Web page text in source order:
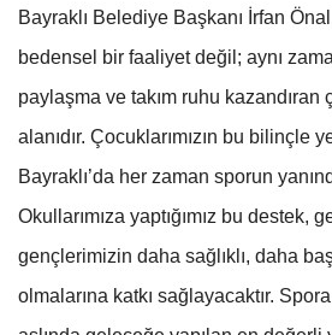
Bayraklı Belediye Başkanı İrfan
bedensel bir faaliyet değil; aynı
paylaşma ve takım ruhu
alanıdır. Çocuklarımızın bu bilinçle
Bayraklı’da her zaman sporun
Okullarımıza yaptığımız bu destek,
gençlerimizin daha sağlıklı, daha
olmalarına katkı sağlayacaktır. Spora